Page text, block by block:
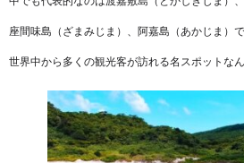
座間味島（ざまみじま）、阿嘉島（あかじま）で
世界中から多くの観光客が訪れる名スポットな